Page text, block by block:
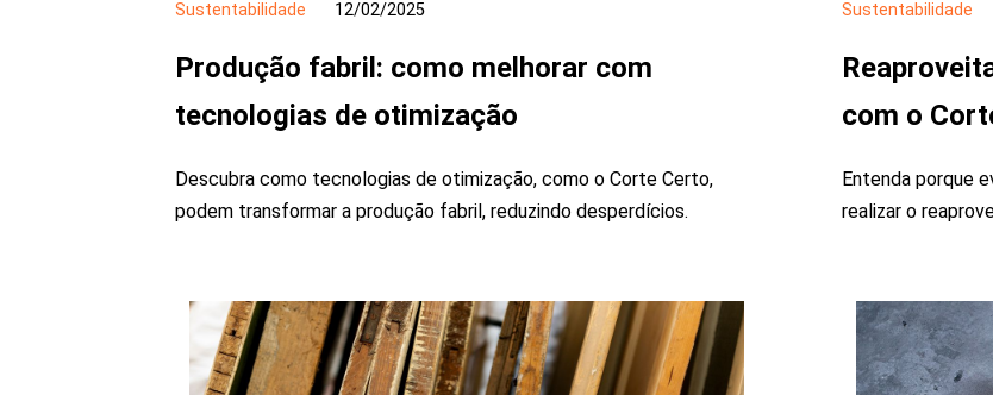
Sustentabilidade 12/02/2025
Produção fabril: como melhorar com
tecnologias de otimização
Descubra como tecnologias de otimização, como o Corte Certo,
podem transformar a produção fabril, reduzindo desperdícios.
Sustentabilidade
com o
Entenda porque
realizar o